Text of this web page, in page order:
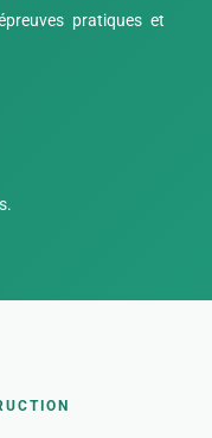
pratiques et